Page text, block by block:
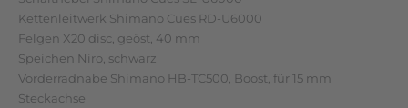
Kettenleitwerk Shimano Cues RD-U6000
Felgen X20 disc, geöst, 40 mm
Speichen Niro, schwarz
Vorderradnabe Shimano HB-TC500, Boost, für 15 mm
Steckachse